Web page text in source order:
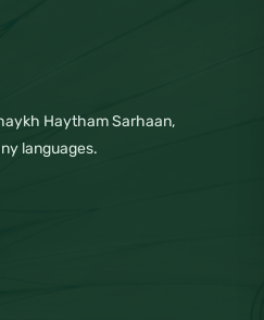
Haytham Sarhaan,
languages.